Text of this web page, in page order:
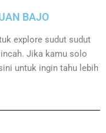
BAJO
explore sudut sudut
Jika kamu solo
untuk ingin tahu lebih